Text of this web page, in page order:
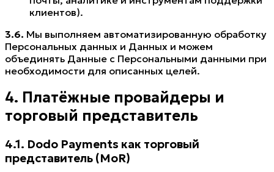
клиентов).
3.6. Мы выполняем автоматизированную обработку
Персональных данных и Данных и можем
объединять Данные с Персональными данными при
необходимости для описанных целей.
4. Платёжные провайдеры и
торговый представитель
4.1. Dodo Payments как торговый
представитель (MoR)